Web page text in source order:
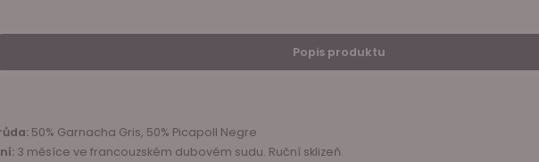
Popis produktu
50% Garnacha Gris, 50% Picapoll Negre
3 měsíce ve francouzském dubovém sudu. Ruční sklizeň.